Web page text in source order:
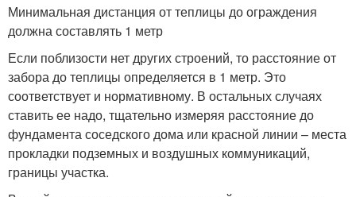
Минимальная дистанция от теплицы до ограждения
должна составлять 1 метр
Если поблизости нет других строений, то расстояние от
забора до теплицы определяется в 1 метр. Это
соответствует и нормативному. В остальных случаях
ставить ее надо, тщательно измеряя расстояние до
фундамента соседского дома или красной линии – места
прокладки подземных и воздушных коммуникаций,
границы участка.